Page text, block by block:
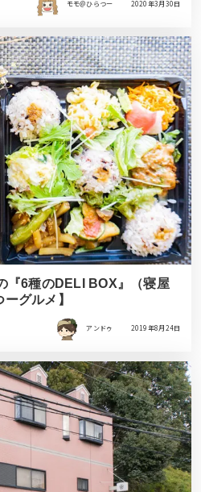
モモ＠ひらつー 2020年3月30日
『6種のDELI BOX』（寝屋
グルメ】
アンドゥ 2019年8月24日